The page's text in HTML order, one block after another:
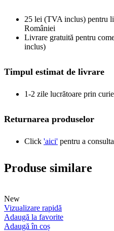
25 lei (TVA inclus) pentru
României
Livrare gratuită pentru
inclus)
Timpul estimat de livrare
1-2 zile lucrătoare prin
Returnarea produselor
Click 'aici' pentru a consulta
Produse similare
New
Vizualizare rapidă
Adaugă la favorite
Adaugă în coș